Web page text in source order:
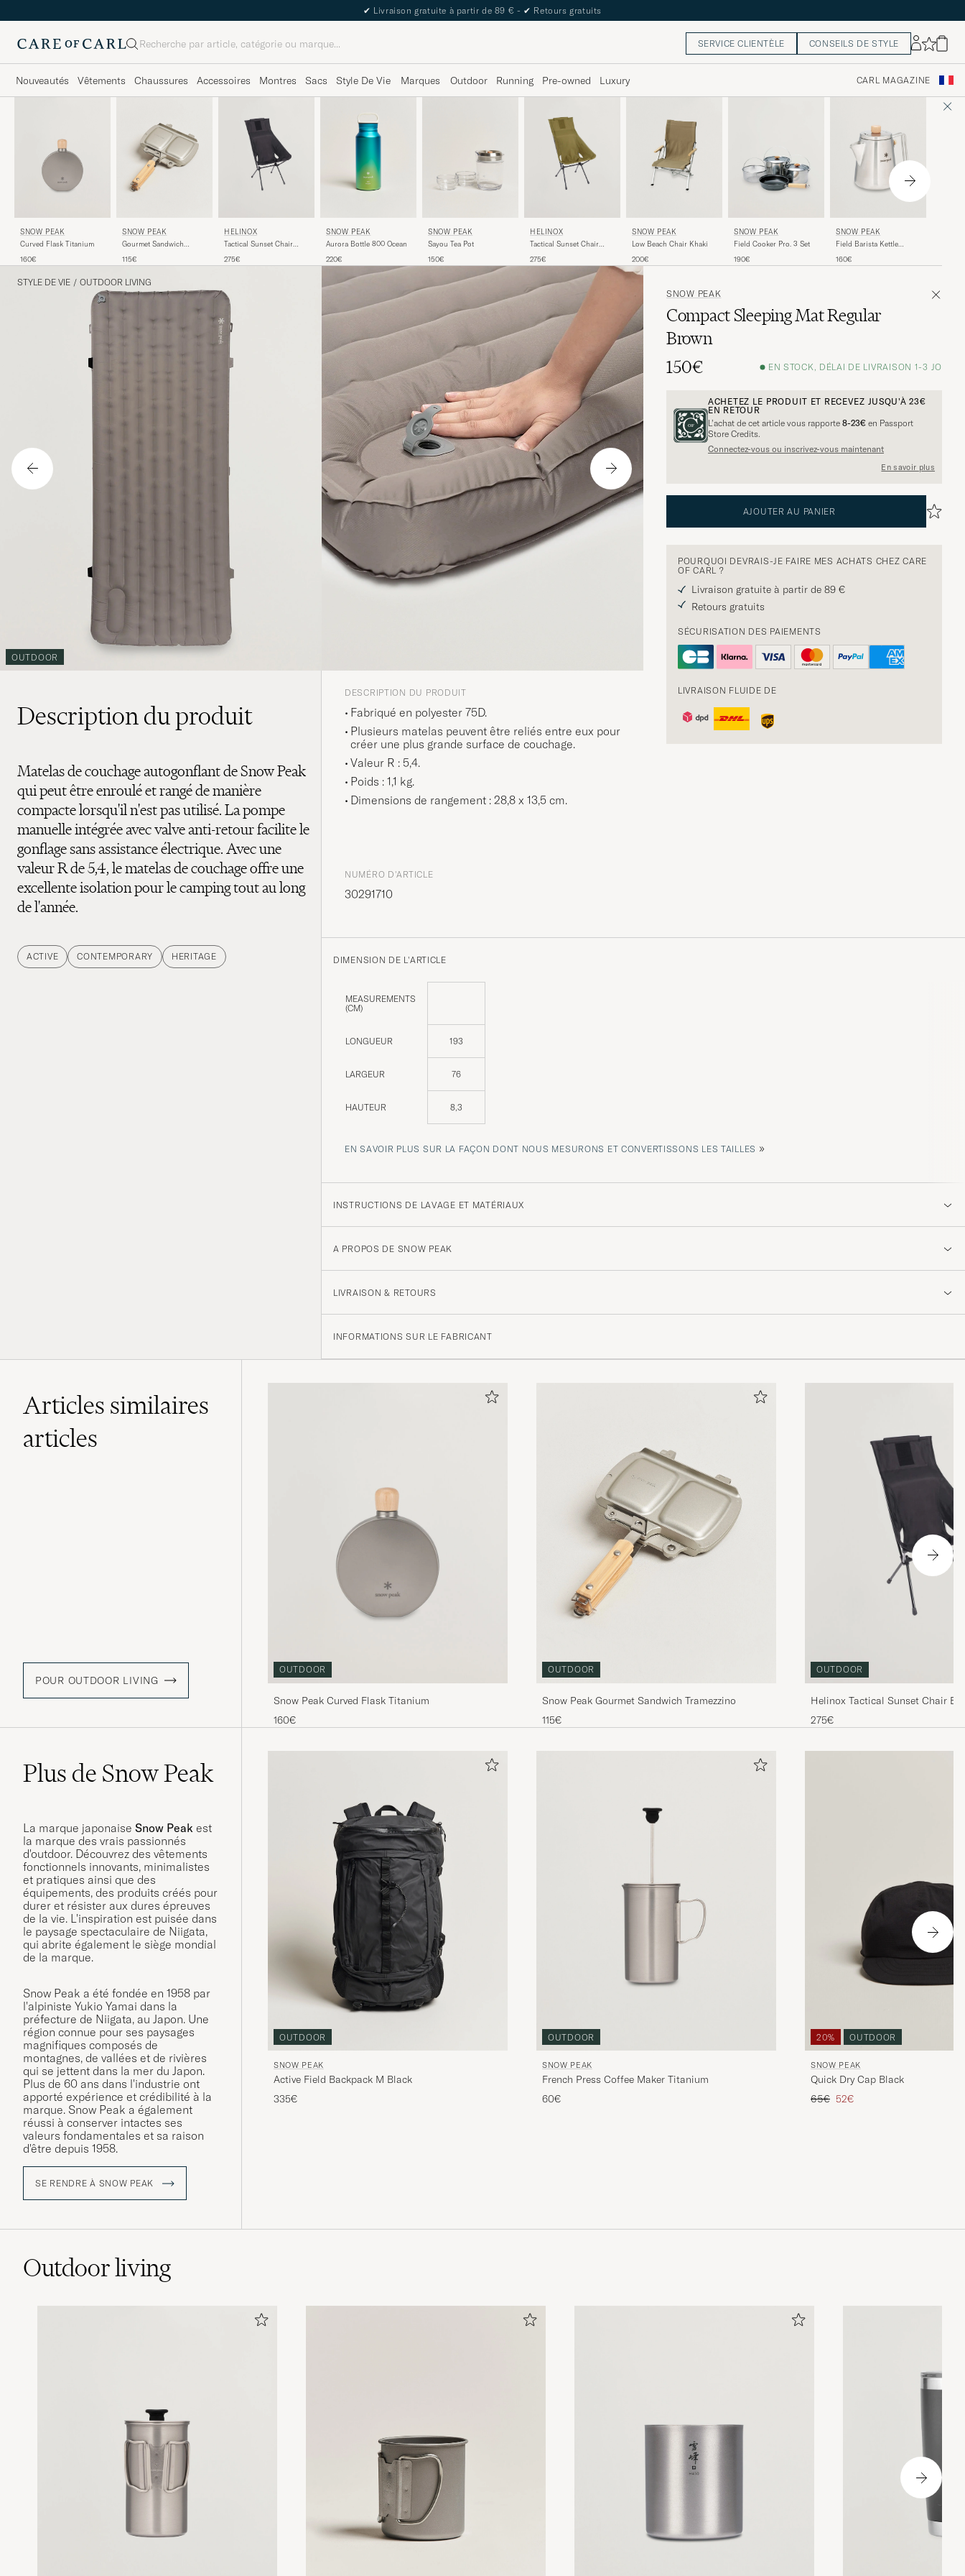
✔ Livraison gratuite à partir de 89 € - ✔ Retours gratuits
Rechercher SERVICE CLIENTÈLE CONSEILS DE STYLE
Nouveautés Vêtements Chaussures Accessoires Montres Sacs Style De Vie Marques Outdoor Running Pre-owned Luxury CARL MAGAZINE
SNOW PEAK
Curved Flask Titanium
160€
SNOW PEAK
Gourmet Sandwich
115€
HELINOX
Tactical Sunset Chair
275€
SNOW PEAK
Aurora Bottle 800 Ocean
220€
SNOW PEAK
Sayou Tea Pot
150€
HELINOX
Tactical Sunset Chair
275€
SNOW PEAK
Low Beach Chair Khaki
200€
SNOW PEAK
Field Cooker Pro. 3 Set
190€
SNOW PEAK
Field Barista Kettle
160€
STYLE DE VIE / OUTDOOR LIVING
OUTDOOR
SNOW PEAK
Compact Sleeping Mat Regular
Brown
150€
EN STOCK, DÉLAI DE LIVRAISON 1-3 JO
ACHETEZ LE PRODUIT ET RECEVEZ JUSQU'À23€
EN RETOUR
L’achat de cet article vous rapporte 8-23€ en Passport
Store Credits.
Connectez-vous ou inscrivez-vous maintenant
En savoir plus
AJOUTER AU PANIER
POURQUOI DEVRAIS-JE FAIRE MES ACHATS CHEZ CARE
OF CARL ?
Livraison gratuite à partir de 89 €
Retours gratuits
SÉCURISATION DES PAIEMENTS
LIVRAISON FLUIDE DE
Description du produit
Matelas de couchage autogonflant de Snow Peak
qui peut être enroulé et rangé de manière
compacte lorsqu'il n'est pas utilisé. La pompe
manuelle intégrée avec valve anti-retour facilite le
gonflage sans assistance électrique. Avec une
valeur R de 5,4, le matelas de couchage offre une
excellente isolation pour le camping tout au long
de l'année.
ACTIVE CONTEMPORARY HERITAGE
DESCRIPTION DU PRODUIT
Fabriqué en polyester 75D.
Plusieurs matelas peuvent être reliés entre eux pour
créer une plus grande surface de couchage.
Valeur R : 5,4.
Poids : 1,1 kg.
Dimensions de rangement : 28,8 x 13,5 cm.
NUMÉRO D'ARTICLE
30291710
DIMENSION DE L'ARTICLE
MEASUREMENTS
(CM)
LONGUEUR 193
LARGEUR 76
HAUTEUR 8,3
EN SAVOIR PLUS SUR LA FAÇON DONT NOUS MESURONS ET CONVERTISSONS LES TAILLES »
INSTRUCTIONS DE LAVAGE ET MATÉRIAUX
A PROPOS DE SNOW PEAK
LIVRAISON & RETOURS
INFORMATIONS SUR LE FABRICANT
Articles similaires
articles
POUR OUTDOOR LIVING
OUTDOOR
Snow Peak Curved Flask Titanium
160€
OUTDOOR
Snow Peak Gourmet Sandwich Tramezzino
115€
OUTDOOR
Helinox Tactical Sunset Chair
275€
Plus de Snow Peak
La marque japonaise Snow Peak est
la marque des vrais passionnés
d'outdoor. Découvrez des vêtements
fonctionnels innovants, minimalistes
et pratiques ainsi que des
équipements, des produits créés pour
durer et résister aux dures épreuves
de la vie. L'inspiration est puisée dans
le paysage spectaculaire de Niigata,
qui abrite également le siège mondial
de la marque.
Snow Peak a été fondée en 1958 par
l'alpiniste Yukio Yamai dans la
préfecture de Niigata, au Japon. Une
région connue pour ses paysages
magnifiques composés de
montagnes, de vallées et de rivières
qui se jettent dans la mer du Japon.
Plus de 60 ans dans l'industrie ont
apporté expérience et crédibilité à la
marque. Snow Peak a également
réussi à conserver intactes ses
valeurs fondamentales et sa raison
d'être depuis 1958.
SE RENDRE À SNOW PEAK
OUTDOOR
SNOW PEAK
Active Field Backpack M Black
335€
OUTDOOR
SNOW PEAK
French Press Coffee Maker Titanium
60€
20% OUTDOOR
SNOW PEAK
Quick Dry Cap Black
Prix ordinaire
65€ Prix réduit
52€
Outdoor living